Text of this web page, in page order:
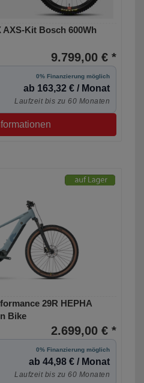
AXS-Kit Bosch 600Wh
9.799,00 € *
0% Finanzierung möglich
ab 163,32 € / Monat
Laufzeit bis zu 60 Monaten
29R HEPHA
Bike
2.699,00 € *
0% Finanzierung möglich
ab 44,98 € / Monat
Laufzeit bis zu 60 Monaten